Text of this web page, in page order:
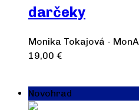
darčeky
Monika Tokajová -
19,00 €
Novohrad